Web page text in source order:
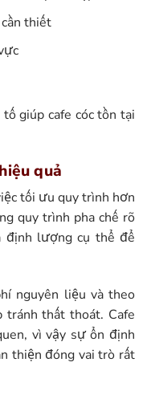
thiết
giúp cafe cóc tồn tại
quả
tối ưu quy trình hơn
quy trình pha chế rõ
định lượng cụ thể để
nguyên liệu và theo
thất thoát. Cafe
vì vậy sự ổn định
thiện đóng vai trò rất